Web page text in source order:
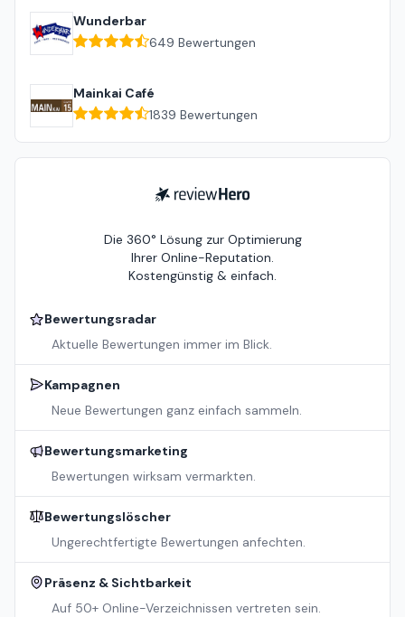
Wunderbar
649 Bewertungen
Mainkai Café
1839 Bewertungen
ReviewHero
Die 360° Lösung zur Optimierung
Ihrer Online-Reputation.
Kostengünstig & einfach.
Bewertungsradar
Aktuelle Bewertungen immer im Blick.
Kampagnen
Neue Bewertungen ganz einfach sammeln.
Bewertungsmarketing
Bewertungen wirksam vermarkten.
Bewertungslöscher
Ungerechtfertigte Bewertungen anfechten.
Präsenz & Sichtbarkeit
Auf 50+ Online-Verzeichnissen vertreten sein.